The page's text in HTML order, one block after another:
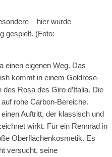
– hier wurde
gespielt. (Foto:
einen eigenen Weg. Das
kommt in einem Goldrose-
Rosa des Giro d’Italia. Die
rohe Carbon-Bereiche.
Auftritt, der klassisch und
wirkt. Für ein Rennrad in
Oberflächenkosmetik. Es
versucht, seine